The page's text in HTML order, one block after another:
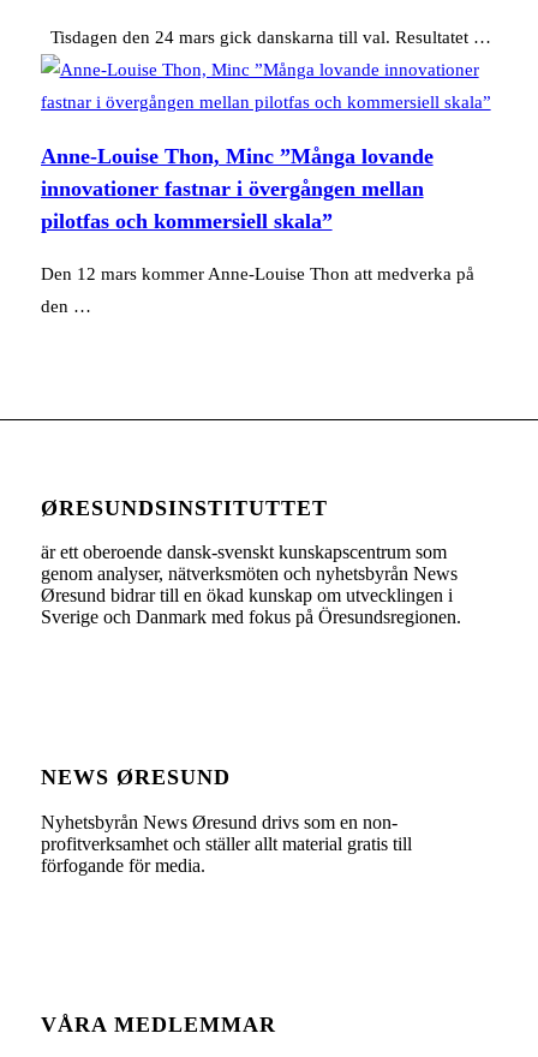
Tisdagen den 24 mars gick danskarna till val. Resultatet …
Anne-Louise Thon, Minc ”Många lovande
innovationer fastnar i övergången mellan
pilotfas och kommersiell skala”
Den 12 mars kommer Anne-Louise Thon att medverka på
den …
ØRESUNDSINSTITUTTET
är ett oberoende dansk-svenskt kunskapscentrum som
genom analyser, nätverksmöten och nyhetsbyrån News
Øresund bidrar till en ökad kunskap om utvecklingen i
Sverige och Danmark med fokus på Öresundsregionen.
NEWS ØRESUND
Nyhetsbyrån News Øresund drivs som en non-
profitverksamhet och ställer allt material gratis till
förfogande för media.
VÅRA MEDLEMMAR